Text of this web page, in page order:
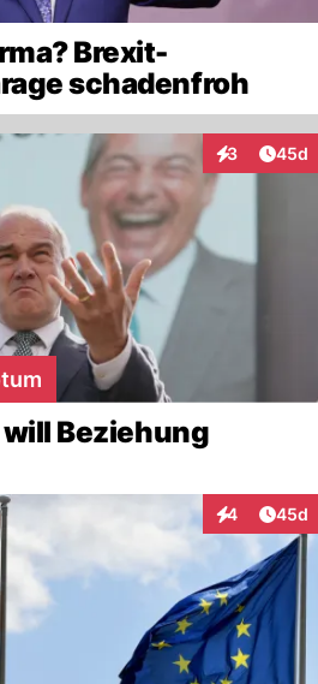
Brexit-
schadenfroh
3
Interaktionen
45d
Beziehung
4
Interaktionen
45d